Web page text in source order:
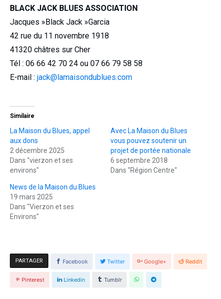
BLACK JACK BLUES ASSOCIATION
Jacques »Black Jack »Garcia
42 rue du 11 novembre 1918
41320 châtres sur Cher
Tél : 06 66 42 70 24 ou 07 66 79 58 58
E-mail : jack@lamaisondublues.com
Similaire
La Maison du Blues, appel
aux dons
2 décembre 2025
Dans "vierzon et ses
environs"
Avec La Maison du Blues
vous pouvez soutenir un
projet de portée nationale
6 septembre 2018
Dans "Région Centre"
News de la Maison du Blues
19 mars 2025
Dans "Vierzon et ses
Environs"
PARTAGER Facebook Twitter Google+ Reddit
Pinterest Linkedin Tumblr